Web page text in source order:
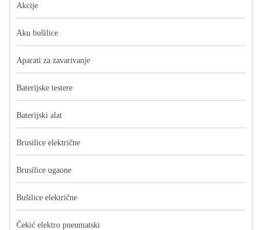
Akcije
Aku bušilice
Aparati za zavarivanje
Baterijske testere
Baterijski alat
Brusilice električne
Brusilice ugaone
Bušilice električne
Čekić elektro pneumatski